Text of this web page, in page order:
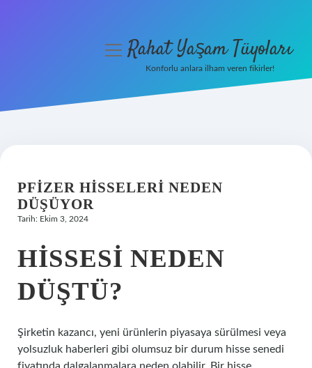
Hakkımızda
menüyüRahat Yaşam Tüyoları
Konforlu anlara ilham veren fikirler!
PFIZER HISSELERI NEDEN
DÜŞÜYOR
Tarih: Ekim 3, 2024
HISSESI NEDEN
DÜŞTÜ?
Şirketin kazancı, yeni ürünlerin piyasaya sürülmesi veya
yolsuzluk haberleri gibi olumsuz bir durum hisse senedi